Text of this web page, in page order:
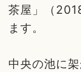
茶屋」（
ます。
中央の池に